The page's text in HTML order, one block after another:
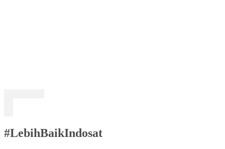
#LebihBaikIndosat